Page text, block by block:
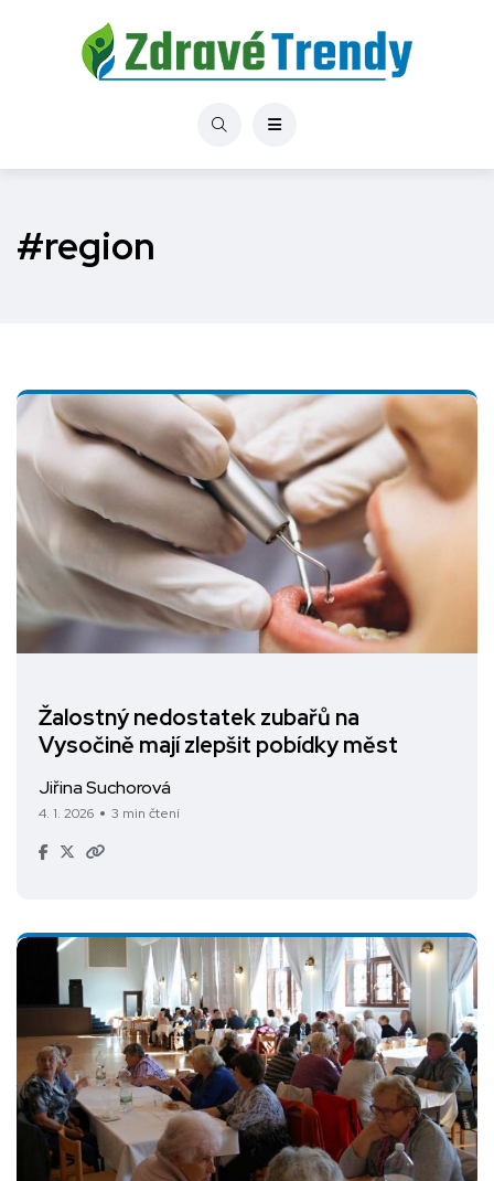
#region
Žalostný nedostatek zubařů na
Vysočině mají zlepšit pobídky měst
Jiřina Suchorová
4. 1. 2026 3 min čtení